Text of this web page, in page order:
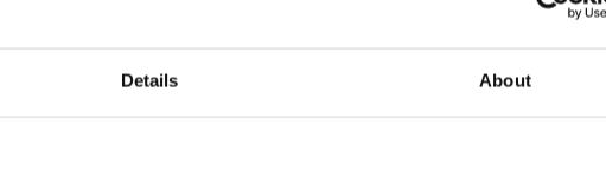
Details About